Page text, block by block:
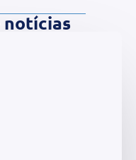
notícias